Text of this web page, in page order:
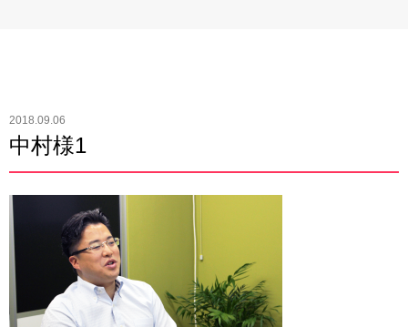
2018.09.06
中村様1